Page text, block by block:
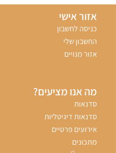
אזור אישי
כניסה לחשבון
החשבון שלי
אזור מנויים
מה אנו מציעים?
סדנאות
סדנאות דיגיטליות
אירועים פרטיים
מתכונים